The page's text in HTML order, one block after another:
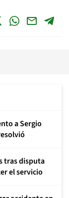
a Sergio
tras disputa
el servicio